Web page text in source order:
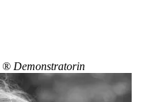
® Demonstratorin